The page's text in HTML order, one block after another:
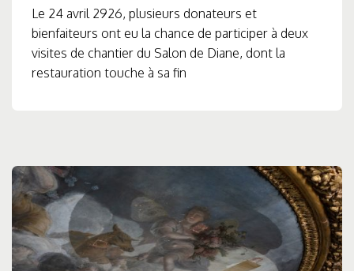
Le 24 avril 2926, plusieurs donateurs et
bienfaiteurs ont eu la chance de participer à deux
visites de chantier du Salon de Diane, dont la
restauration touche à sa fin